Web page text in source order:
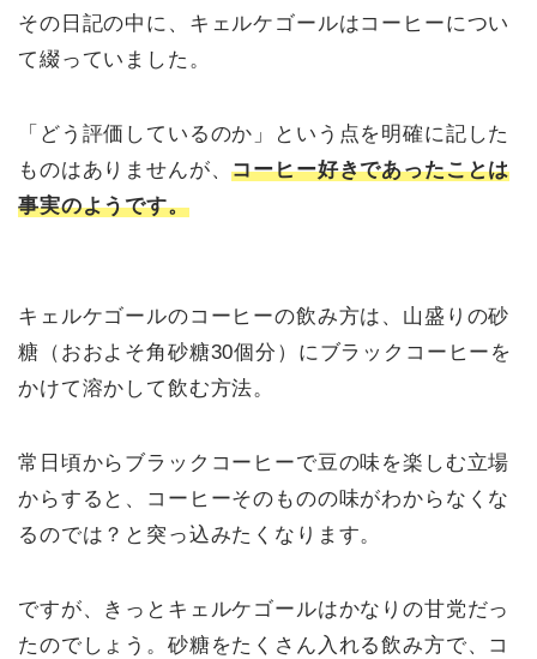
その日記の中に、キェルケゴールはコーヒーについ
て綴っていました。
「どう評価しているのか」という点を明確に記した
ものはありませんが、コーヒー好きであったことは
事実のようです。
キェルケゴールのコーヒーの飲み方は、山盛りの砂
糖（おおよそ角砂糖30個分）にブラックコーヒーを
かけて溶かして飲む方法。
常日頃からブラックコーヒーで豆の味を楽しむ立場
からすると、コーヒーそのものの味がわからなくな
るのでは？と突っ込みたくなります。
ですが、きっとキェルケゴールはかなりの甘党だっ
たのでしょう。砂糖をたくさん入れる飲み方で、コ